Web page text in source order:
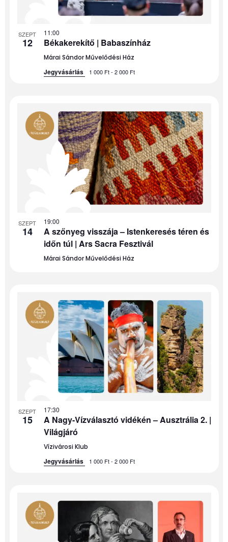
Photo
View
SZEPT
12 Békakerekítő | Babaszínház
Márai Sándor Művelődési Ház
11:00
Jegyvásárlás 1 000 Ft - 2 000 Ft
SZEPT
14
A szőnyeg visszája – Istenkeresés téren és
időn túl | Ars Sacra Fesztivál
Márai Sándor Művelődési Ház
19:00
SZEPT
15
A Nagy-Vízválasztó vidékén – Ausztrália 2. |
Világjáró
Vízivárosi Klub
17:30
Jegyvásárlás 1 000 Ft - 2 000 Ft